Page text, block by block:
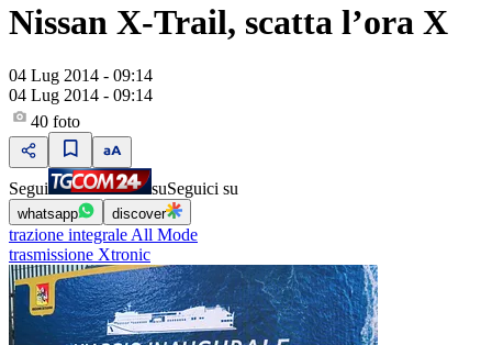
Nissan X-Trail, scatta l’ora X
04 Lug 2014 - 09:14
04 Lug 2014 - 09:14
40 foto
Segui suSeguici su
whatsapp discover
trazione integrale All Mode
trasmissione Xtronic